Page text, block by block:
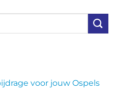
voor jouw Ospels